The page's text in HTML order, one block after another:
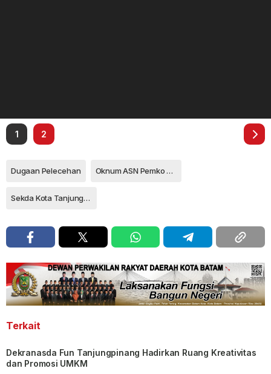
1 2
Dugaan Pelecehan Oknum ASN Pemko Tanjungpinang
Sekda Kota Tanjungpinang Zulhidayat
Terkait
Dekranasda Fun Tanjungpinang Hadirkan Ruang Kreativitas
dan Promosi UMKM